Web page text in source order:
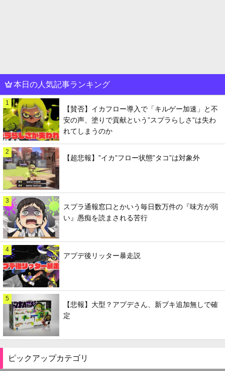
本日の人気記事ランキング
1
【賛否】イカフロー導入で「キルゲー加速」と不
安の声、塗りで貢献という”スプラらしさ”は失わ
れてしまうのか
2
【超悲報】”イカ”フロー状態”タコ”は対象外
3
スプラ通報窓口とかいう毎日数万件の『味方が弱
い』愚痴を読まされる苦行
4
アプデ後リッター暴走説
5
【悲報】大型？アプデさん、新ブキ追加無しで確
定
ピックアップカテゴリ